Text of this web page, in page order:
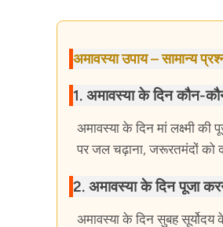
अमावस्या उपाय – सामान्य
1. अमावस्या के दिन कौन-
अमावस्या के दिन मां लक्ष्मी की
पर जल चढ़ाना, जरूरतमंदों को
2. अमावस्या के दिन पूजा
अमावस्या के दिन सुबह